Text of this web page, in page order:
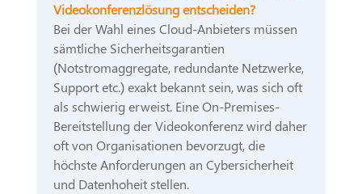
Videokonferenzlösung entscheiden?
Bei der Wahl eines Cloud-Anbieters müssen
sämtliche Sicherheitsgarantien
(Notstromaggregate, redundante Netzwerke,
Support etc.) exakt bekannt sein, was sich oft
als schwierig erweist. Eine On-Premises-
Bereitstellung der Videokonferenz wird daher
oft von Organisationen bevorzugt, die
höchste Anforderungen an Cybersicherheit
und Datenhoheit stellen.